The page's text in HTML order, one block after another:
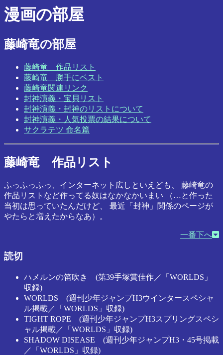
漫画の部屋
藤崎竜の部屋
藤崎竜 作品リスト
藤崎竜 勝手にベスト
藤崎竜関連リンク
封神演義・宝貝リスト
封神演義・封神のリストについて
封神演義・人気投票の結果について
サクラテツ 命名篇
藤崎竜 作品リスト
ふっふっふっ、インターネット広しといえども、 藤崎竜の
作品リストなど作ってる奴はなかなかいまい （…と作った
当初は思っていたんだけど、 最近「封神」関係のページが
やたらと増えたからなあ）。
一番下へ
読切
ハメルンの笛吹き (第39手塚賞佳作／「WORLDS」
収録)
WORLDS (週刊少年ジャンプH3ウインタースペシャ
ル掲載／「WORLDS」収録)
TIGHT ROPE (週刊少年ジャンプH3スプリングスペシ
ャル掲載／「WORLDS」収録)
SHADOW DISEASE (週刊少年ジャンプH3・45号掲載
／「WORLDS」収録)